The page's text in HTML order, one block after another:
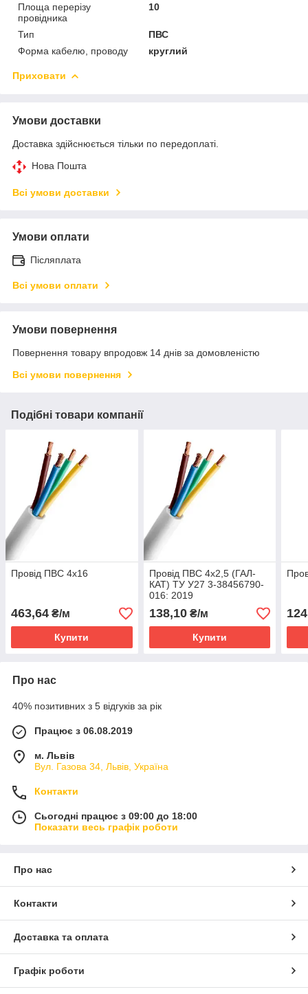
Площа перерізу
провідника
10
Тип
ПВС
Форма кабелю, проводу
круглий
Приховати
Умови доставки
Доставка здійснюється тільки по передоплаті.
Нова Пошта
Всі умови доставки
Умови оплати
Післяплата
Всі умови оплати
Умови повернення
Повернення товару впродовж 14 днів за домовленістю
Всі умови повернення
Подібні товари компанії
Провід ПВС 4х16
463,64 ₴/м
Купити
Провід ПВС 4х2,5 (ГАЛ-
КАТ) ТУ У27 3-38456790-
016: 2019
138,10₴/м
Купити
Про нас
40% позитивних з 5 відгуків за рік
Працює з 06.08.2019
м. Львів
Вул. Газова 34, Львів, Україна
Контакти
Сьогодні працює з 09:00 до 18:00
Показати весь графік роботи
Про нас
Контакти
Доставка та оплата
Графік роботи